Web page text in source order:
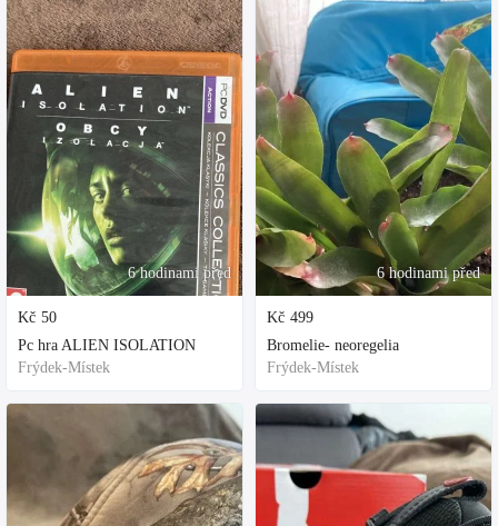
6 hodinami před
Kč 50
Pc hra ALIEN ISOLATION
Frýdek-Místek
6 hodinami před
Kč 499
Bromelie- neoregelia
Frýdek-Místek